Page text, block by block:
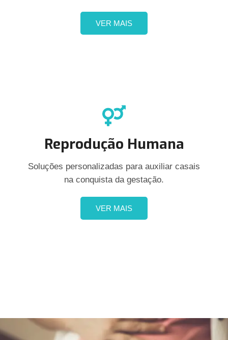
VER MAIS
Reprodução Humana
Soluções personalizadas para auxiliar casais
na conquista da gestação.
VER MAIS